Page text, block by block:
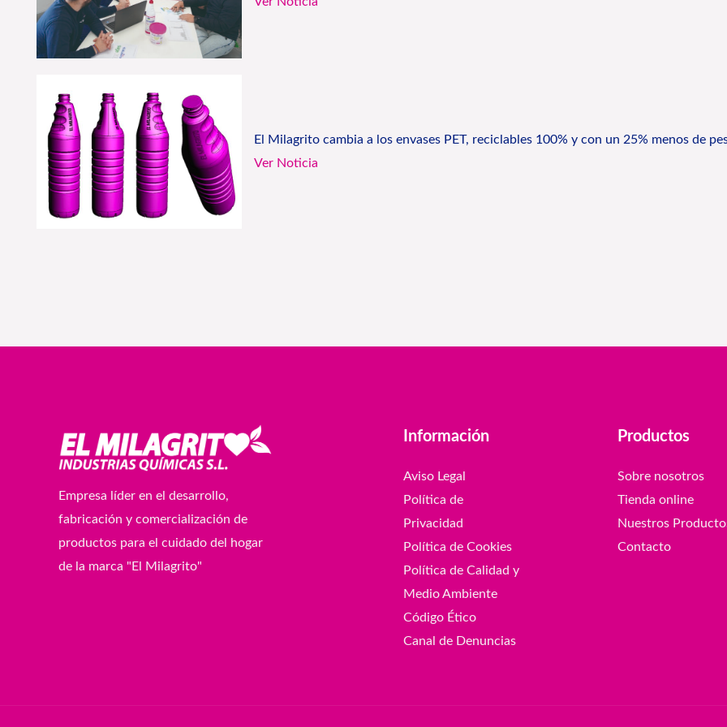
El Milagrito cambia a los envases PET, reciclables 100% y con un 25% menos de
Ver Noticia
Empresa líder en el desarrollo,
fabricación y comercialización de
productos para el cuidado del hogar
de la marca "El Milagrito"
Información
Aviso Legal
Política de
Privacidad
Política de Cookies
Política de Calidad y
Medio Ambiente
Código Ético
Canal de Denuncias
Productos
Sobre nosotros
Tienda online
Nuestros
Contacto